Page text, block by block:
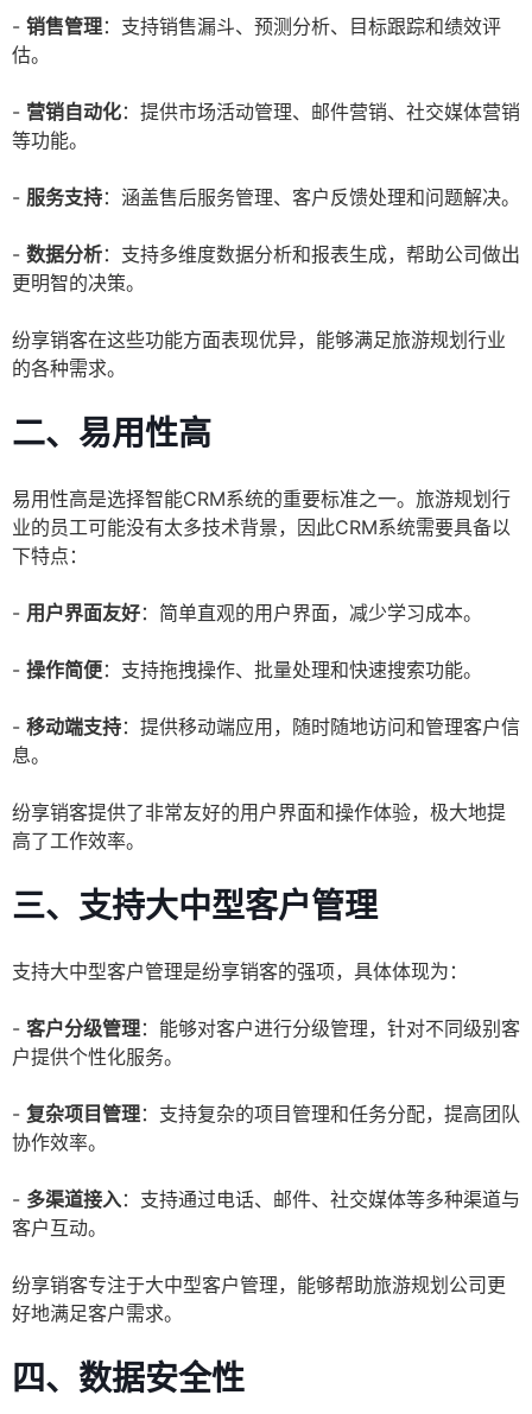
- 销售管理：支持销售漏斗、预测分析、目标跟踪和绩效评
估。
- 营销自动化：提供市场活动管理、邮件营销、社交媒体营销
等功能。
- 服务支持：涵盖售后服务管理、客户反馈处理和问题解决。
- 数据分析：支持多维度数据分析和报表生成，帮助公司做出
更明智的决策。
纷享销客在这些功能方面表现优异，能够满足旅游规划行业
的各种需求。
二、易用性高
易用性高是选择智能CRM系统的重要标准之一。旅游规划行
业的员工可能没有太多技术背景，因此CRM系统需要具备以
下特点：
- 用户界面友好：简单直观的用户界面，减少学习成本。
- 操作简便：支持拖拽操作、批量处理和快速搜索功能。
- 移动端支持：提供移动端应用，随时随地访问和管理客户信
息。
纷享销客提供了非常友好的用户界面和操作体验，极大地提
高了工作效率。
三、支持大中型客户管理
支持大中型客户管理是纷享销客的强项，具体体现为：
- 客户分级管理：能够对客户进行分级管理，针对不同级别客
户提供个性化服务。
- 复杂项目管理：支持复杂的项目管理和任务分配，提高团队
协作效率。
- 多渠道接入：支持通过电话、邮件、社交媒体等多种渠道与
客户互动。
纷享销客专注于大中型客户管理，能够帮助旅游规划公司更
好地满足客户需求。
四、数据安全性